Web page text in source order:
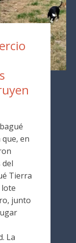
en
Tierra
lote
junto
La